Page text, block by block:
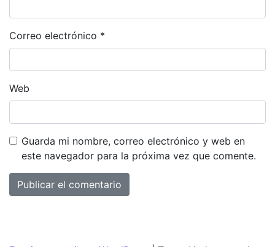
Correo electrónico *
Web
Guarda mi nombre, correo electrónico y web en
este navegador para la próxima vez que comente.